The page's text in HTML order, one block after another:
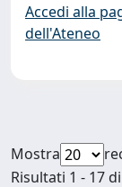
Accedi alla
dell'Ateneo
Mostra
Risultati 1 - 17